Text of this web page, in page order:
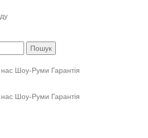
Пошук
Шоу-Руми Гарантія
Шоу-Руми Гарантія